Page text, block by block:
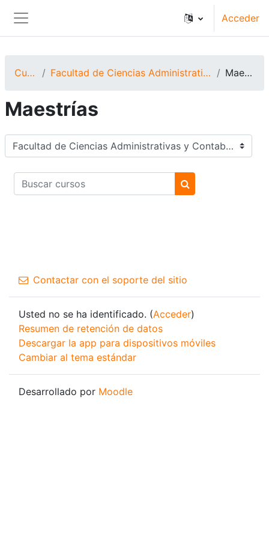
Panel lateral
Acceder
Cursos Facultad de Ciencias Administrativas y Contables Maestrías
Maestrías
Categorías
Buscar cursos
Buscar cursos
Contactar con el soporte del sitio
Usted no se ha identificado. (Acceder)
Resumen de retención de datos
Descargar la app para dispositivos móviles
Cambiar al tema estándar
Desarrollado por Moodle